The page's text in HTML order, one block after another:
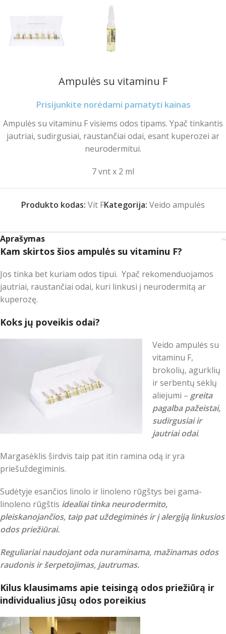
Ampulės su vitaminu F
Prisijunkite norėdami pamatyti kainas
Ampulės su vitaminu F visiems odos tipams. Ypač tinkantis
jautriai, sudirgusiai, raustančiai odai, esant kuperozei ar
neurodermitui.
7 vnt x 2 ml
Produkto kodas: Vit FKategorija: Veido ampulės
Aprašymas
Kam skirtos šios ampulės su vitaminu F?
Jos tinka bet kuriam odos tipui. Ypač rekomenduojamos
jautriai, raustančiai odai, kuri linkusi į neurodermitą ar
kuperozę.
Koks jų poveikis odai?
Veido ampulės su
vitaminu F,
brokolių, agurklių
ir serbentų sėklų
aliejumi – greita
pagalba pažeistai,
sudirgusiai ir
jautriai odai.
Margasėklis širdvis taip pat itin ramina odą ir yra
priešuždegiminis.
Sudėtyje esančios linolo ir linoleno rūgštys bei gama-
linoleno rūgštis idealiai tinka neurodermito,
pleiskanojančios, taip pat uždegiminės ir į alergiją linkusios
odos priežiūrai.
Reguliariai naudojant oda nuraminama, mažinamas odos
raudonis ir šerpetojimas, jautrumas.
Kilus klausimams apie teisingą odos priežiūrą ir
individualius jūsų odos poreikius